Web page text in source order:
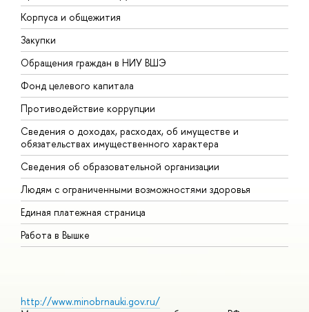
Корпуса и общежития
Закупки
Обращения граждан в НИУ ВШЭ
Фонд целевого капитала
Противодействие коррупции
Сведения о доходах, расходах, об имуществе и
обязательствах имущественного характера
Сведения об образовательной организации
Людям с ограниченными возможностями здоровья
Единая платежная страница
Работа в Вышке
http://www.minobrnauki.gov.ru/